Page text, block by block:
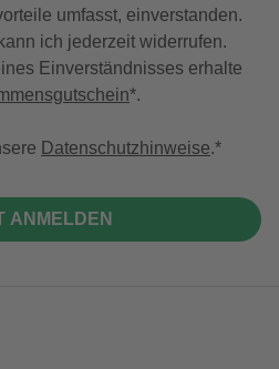
umfasst, einverstanden.
ich jederzeit widerrufen.
Einverständnisses erhalte
*.
Datenschutzhinweise.
ANMELDEN